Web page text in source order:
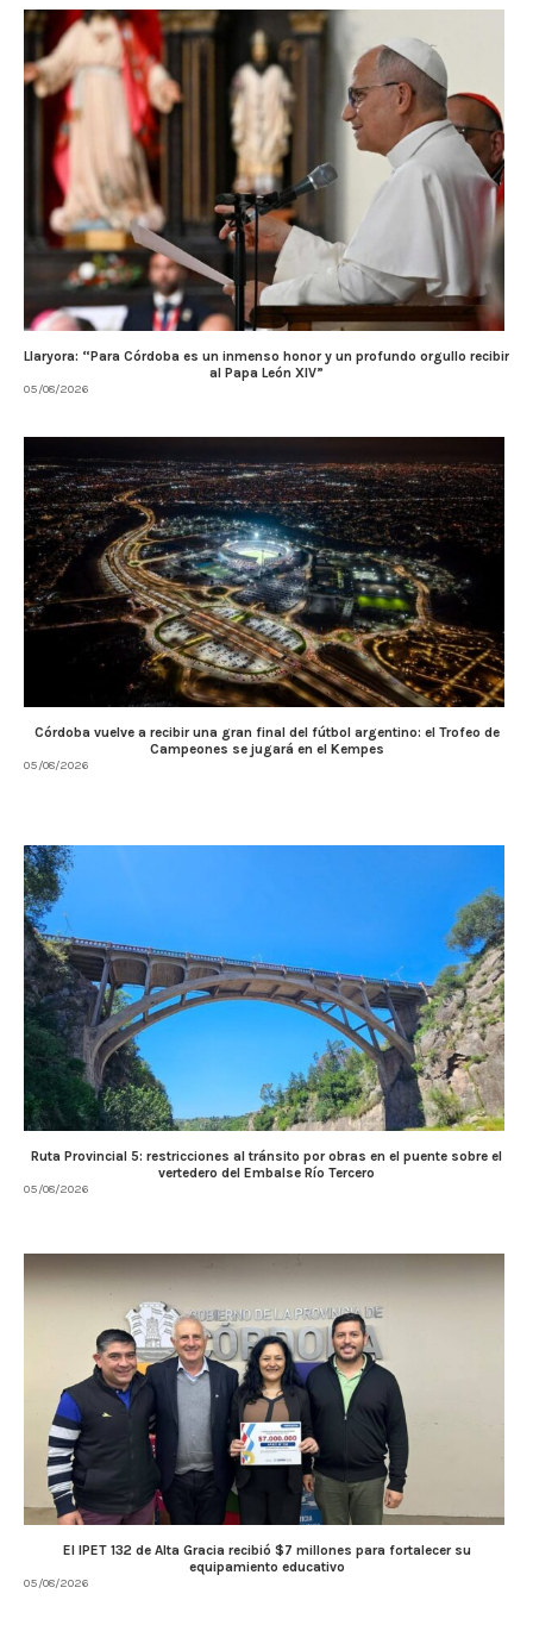
Llaryora: “Para Córdoba es un inmenso honor y un profundo orgullo recibir
al Papa León XIV”
05/08/2026
Córdoba vuelve a recibir una gran final del fútbol argentino: el Trofeo de
Campeones se jugará en el Kempes
05/08/2026
Ruta Provincial 5: restricciones al tránsito por obras en el puente sobre el
vertedero del Embalse Río Tercero
05/08/2026
El IPET 132 de Alta Gracia recibió $7 millones para fortalecer su
equipamiento educativo
05/08/2026